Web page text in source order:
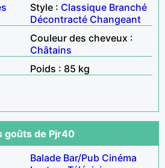
Style : Classique Branché
Décontracté Changeant
Couleur des cheveux :
Châtains
Poids : 85 kg
goûts de Pjr40
Balade Bar/Pub Cinéma